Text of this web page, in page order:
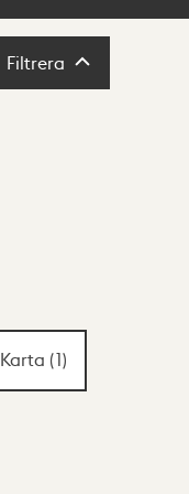
Filtrera Filtrera
Karta (1)